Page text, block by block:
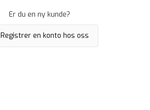
Er du en ny kunde?
Registrer en konto hos oss